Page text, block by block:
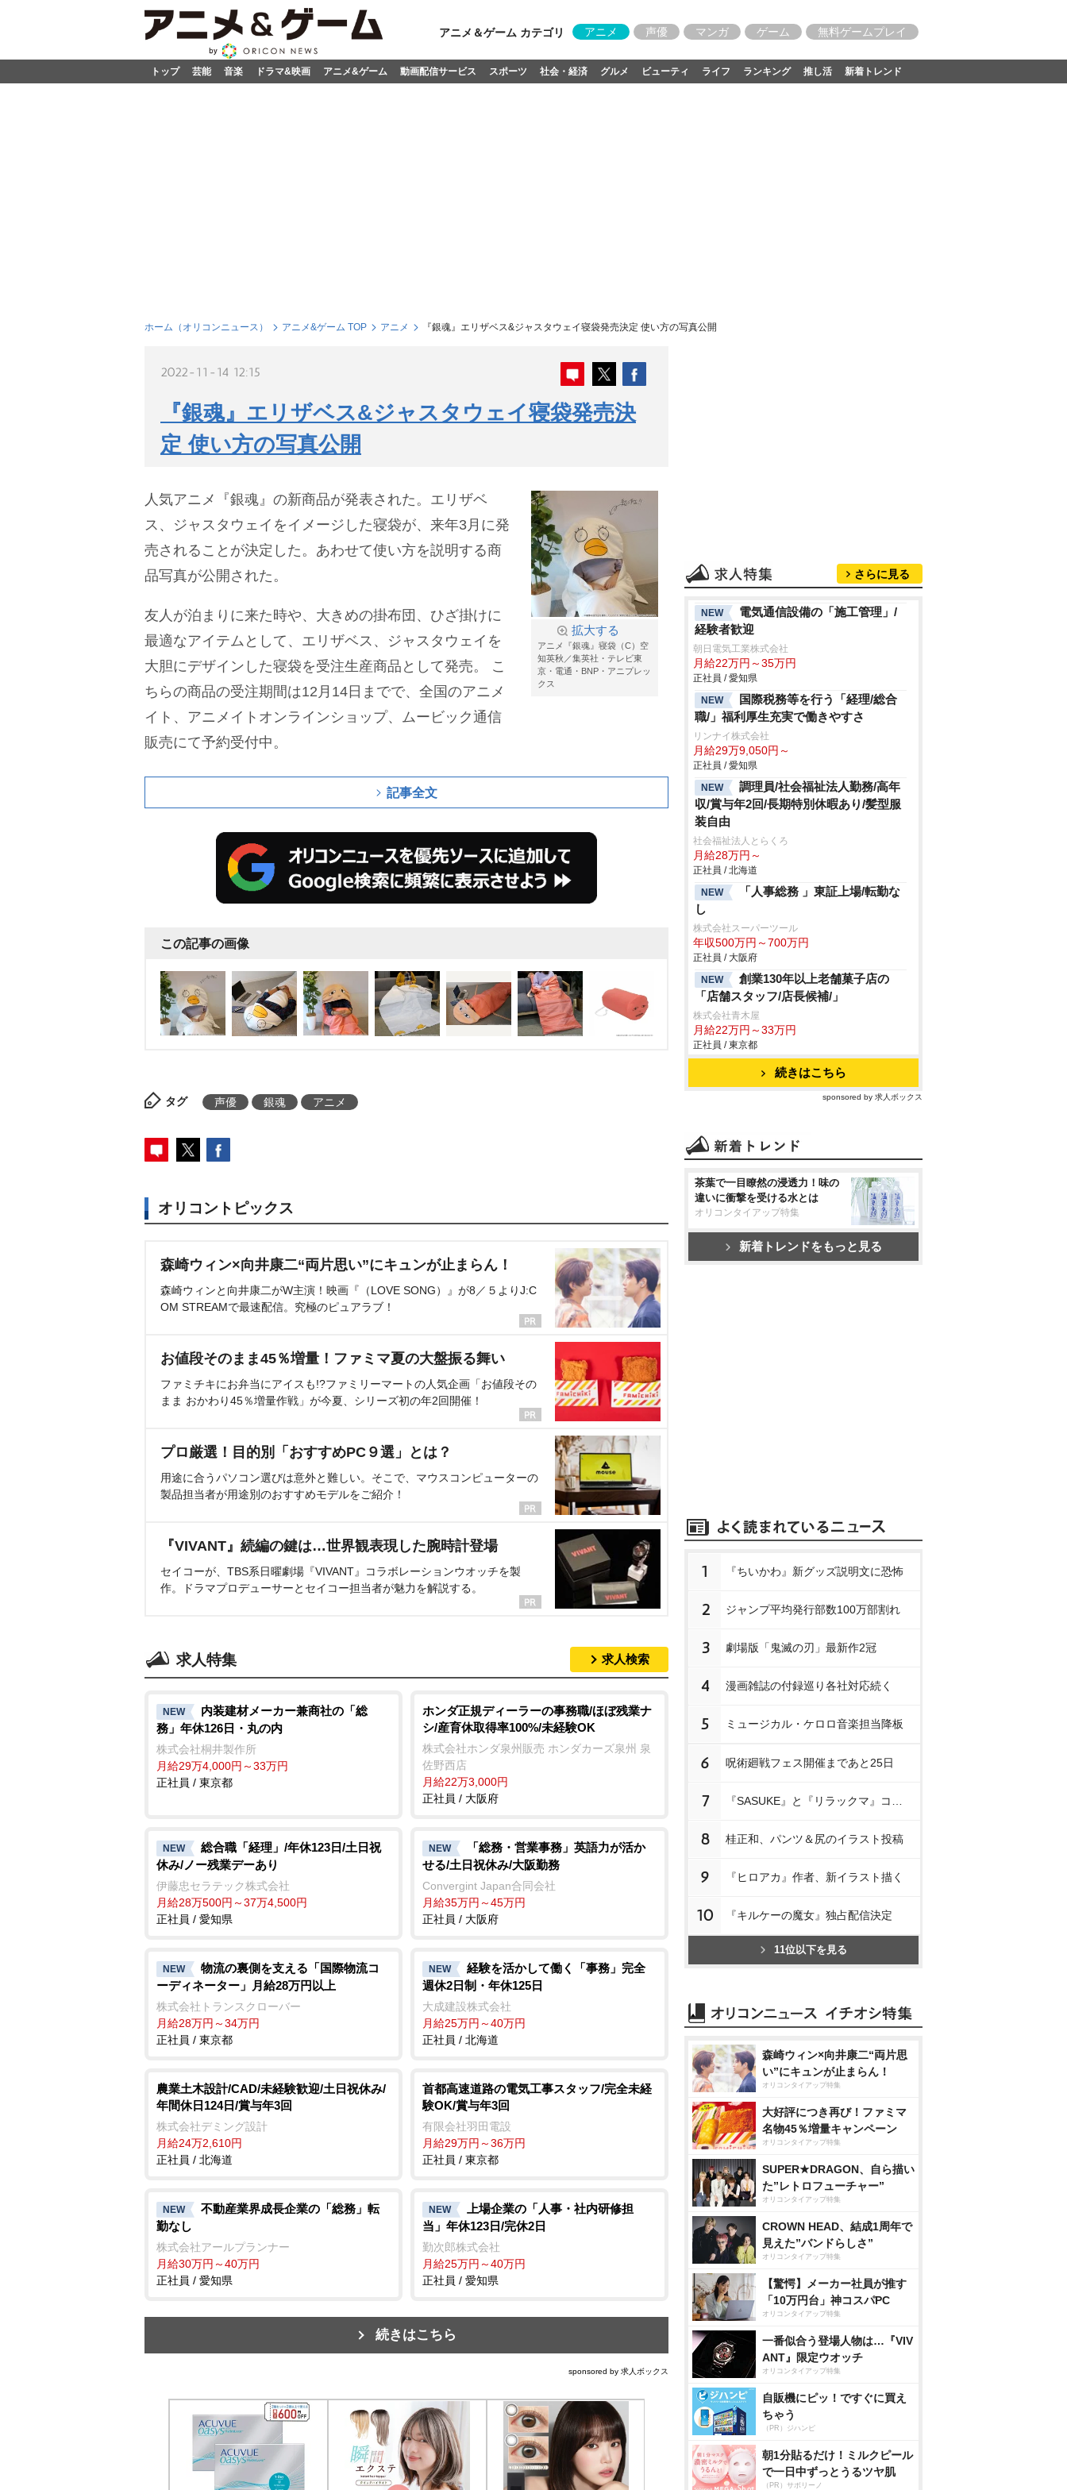
アニメ＆ゲーム カテゴリ アニメ 声優 マンガ ゲーム 無料ゲームプレイ
トップ 芸能 音楽 ドラマ&映画 アニメ&ゲーム 動画配信サービス スポーツ 社会・経済 グルメ ビューティ ライフ ランキング 推し活 新着トレンド
ホーム（オリコンニュース） アニメ&ゲーム TOP アニメ 『銀魂』エリザベス&ジャスタウェイ寝袋発売決定 使い方の写真公開
2022-11-14 12:15
『銀魂』エリザベス&ジャスタウェイ寝袋発売決
定 使い方の写真公開
拡大する
アニメ『銀魂』寝袋（C）空
知英秋／集英社・テレビ東
京・電通・BNP・アニプレッ
クス
人気アニメ『銀魂』の新商品が発表された。エリザベ
ス、ジャスタウェイをイメージした寝袋が、来年3月に発
売されることが決定した。あわせて使い方を説明する商
品写真が公開された。
友人が泊まりに来た時や、大きめの掛布団、ひざ掛けに
最適なアイテムとして、エリザベス、ジャスタウェイを
大胆にデザインした寝袋を受注生産商品として発売。
こ
ちらの商品の受注期間は12月14日までで、全国のアニメ
イト、アニメイトオンラインショップ、ムービック通信
販売にて予約受付中。
記事全文
この記事の画像
タグ 声優 銀魂 アニメ
オリコントピックス
森崎ウィン×向井康二“両片思い”にキュンが止まらん！
森崎ウィンと向井康二がW主演！映画『（LOVE SONG）』が8／５よりJ:C
OM STREAMで最速配信。究極のピュアラブ！
お値段そのまま45％増量！ファミマ夏の大盤振る舞い
ファミチキにお弁当にアイスも!?ファミリーマートの人気企画「お値段その
まま おかわり45％増量作戦」が今夏、シリーズ初の年2回開催！
プロ厳選！目的別「おすすめPC９選」とは？
用途に合うパソコン選びは意外と難しい。そこで、マウスコンピューターの
製品担当者が用途別のおすすめモデルをご紹介！
『VIVANT』続編の鍵は…世界観表現した腕時計登場
セイコーが、TBS系日曜劇場『VIVANT』コラボレーションウオッチを製
作。ドラマプロデューサーとセイコー担当者が魅力を解説する。
求人特集 求人検索
NEW
内装建材メーカー兼商社の「総
務」年休126日・丸の内
株式会社桐井製作所
月給29万4,000円～33万円
正社員 / 東京都
ホンダ正規ディーラーの事務職/ほぼ残業ナ
シ/産育休取得率100%/未経験OK
株式会社ホンダ泉州販売 ホンダカーズ泉州 泉
佐野西店
月給22万3,000円
正社員 / 大阪府
NEW
総合職「経理」/年休123日/土日祝
休み/ノー残業デーあり
伊藤忠セラテック株式会社
月給28万500円～37万4,500円
正社員 / 愛知県
NEW
「総務・営業事務」英語力が活か
せる/土日祝休み/大阪勤務
Convergint Japan合同会社
月給35万円～45万円
正社員 / 大阪府
NEW
物流の裏側を支える「国際物流コ
ーディネーター」月給28万円以上
株式会社トランスクローバー
月給28万円～34万円
正社員 / 東京都
NEW
経験を活かして働く「事務」完全
週休2日制・年休125日
大成建設株式会社
月給25万円～40万円
正社員 / 北海道
農業土木設計/CAD/未経験歓迎/土日祝休み/
年間休日124日/賞与年3回
株式会社デミング設計
月給24万2,610円
正社員 / 北海道
首都高速道路の電気工事スタッフ/完全未経
験OK/賞与年3回
有限会社羽田電設
月給29万円～36万円
正社員 / 東京都
NEW
不動産業界成長企業の「総務」転
勤なし
株式会社アールプランナー
月給30万円～40万円
正社員 / 愛知県
NEW
上場企業の「人事・社内研修担
当」年休123日/完休2日
勤次郎株式会社
月給25万円～40万円
正社員 / 愛知県
続きはこちら
sponsored by 求人ボックス
さらに見る
NEW
電気通信設備の「施工管理」/
経験者歓迎
朝日電気工業株式会社
月給22万円～35万円
正社員 / 愛知県
NEW
国際税務等を行う「経理/総合
職/」福利厚生充実で働きやすさ
リンナイ株式会社
月給29万9,050円～
正社員 / 愛知県
NEW
調理員/社会福祉法人勤務/高年
収/賞与年2回/長期特別休暇あり/髪型服
装自由
社会福祉法人とらくろ
月給28万円～
正社員 / 北海道
NEW
「人事総務 」東証上場/転勤な
し
株式会社スーパーツール
年収500万円～700万円
正社員 / 大阪府
NEW
創業130年以上老舗菓子店の
「店舗スタッフ/店長候補/」
株式会社青木屋
月給22万円～33万円
正社員 / 東京都
続きはこちら
sponsored by 求人ボックス
茶葉で一目瞭然の浸透力！味の
違いに衝撃を受ける水とは
オリコンタイアップ特集
新着トレンドをもっと見る
1 『ちいかわ』新グッズ説明文に恐怖
2 ジャンプ平均発行部数100万部割れ
3 劇場版「鬼滅の刃」最新作2冠
4 漫画雑誌の付録巡り各社対応続く
5 ミュージカル・ケロロ音楽担当降板
6 呪術廻戦フェス開催まであと25日
7
8 桂正和、パンツ＆尻のイラスト投稿
9 『ヒロアカ』作者、新イラスト描く
10 『キルケーの魔女』独占配信決定
11位以下を見る
森崎ウィン×向井康二“両片思
い”にキュンが止まらん！
オリコンタイアップ特集
大好評につき再び！ファミマ
名物45％増量キャンペーン
オリコンタイアップ特集
SUPER★DRAGON、自ら描い
た”レトロフューチャー”
オリコンタイアップ特集
CROWN HEAD、結成1周年で
見えた”バンドらしさ”
オリコンタイアップ特集
【驚愕】メーカー社員が推す
「10万円台」神コスパPC
オリコンタイアップ特集
一番似合う登場人物は…『VIV
ANT』限定ウオッチ
オリコンタイアップ特集
自販機にピッ！ですぐに買え
ちゃう
（PR）ジハンピ
朝1分貼るだけ！ミルクピール
で一日中ずっとうるツヤ肌
（PR）サボリーノ